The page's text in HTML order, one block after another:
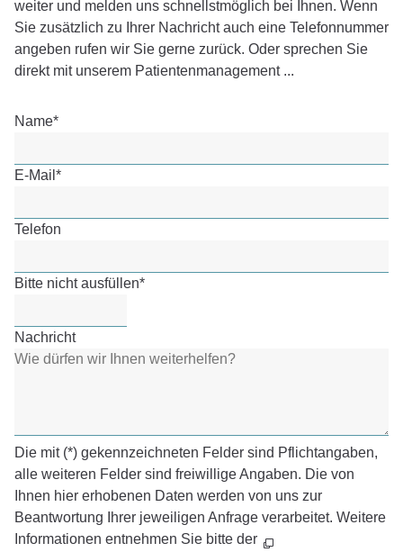
weiter und melden uns schnellstmöglich bei Ihnen. Wenn
Sie zusätzlich zu Ihrer Nachricht auch eine Telefonnummer
angeben rufen wir Sie gerne zurück. Oder sprechen Sie
direkt mit unserem Patientenmanagement ...
Name*
E-Mail *
Telefon
Bitte nicht ausfüllen*
Nachricht
Die mit (*) gekennzeichneten Felder sind Pflichtangaben,
alle weiteren Felder sind freiwillige Angaben. Die von
Ihnen hier erhobenen Daten werden von uns zur
Beantwortung Ihrer jeweiligen Anfrage verarbeitet. Weitere
Informationen entnehmen Sie bitte der